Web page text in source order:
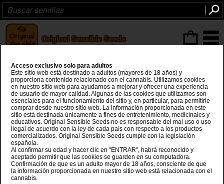
Orange Biscuit
TangiexDo Si Dos
Acceso exclusivo solo para adultos
Este sitio web está destinado a adultos (mayores de 18 años) y
proporciona contenido relacionado con el cannabis. Utilizamos cookies
en nuestro sitio web para ayudarnos a mejorar y ofrecer una experiencia
de usuario de mayor calidad. Algunas de las cookies que utilizamos son
esenciales para el funcionamiento del sitio y, en particular, para permitirle
comprar desde nuestro sitio web. La información proporcionada en este
sitio está destinada únicamente a fines de entretenimiento, medicinales y
educativos. Original Sensible Seeds no es responsable del mal uso o uso
ilegal de acuerdo con la ley de cada país con respecto a los productos
comercializados. Original Sensible Seeds cumple con la legislación
española.
Al confirmar su edad y hacer clic en "ENTRAR", habrá reconocido y
aceptado permitir que las cookies se guarden en su computadora.
Confirmación de que es un adulto mayor de 18 años, consciente de que
la información proporcionada en nuestro sitio web está relacionada con el
cannabis.